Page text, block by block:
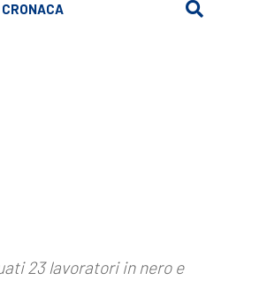
CRONACA
23 lavoratori in nero e